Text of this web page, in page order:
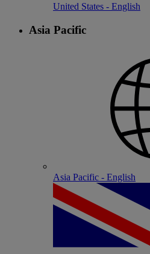
United States - English
Asia Pacific
Asia Pacific - English